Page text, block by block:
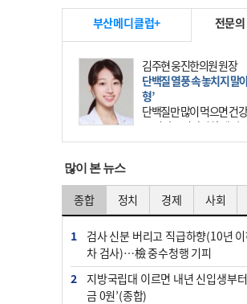
부산메디클럽+ 전문
김주현 웅진한의원 원장
단백질 열풍 속 놓치지 말
형’
단백질만 많이 먹으면 건
즘 건강을 이야기할 때 빠
키워드가 단백질이다. 헬
많이 본 뉴스
종합 정치 경제 사회
1
검사 신분 버리고 직급하향(10년
차 검사)…檢 중수청행 기피
2
지방국립대 이르면 내년 신입생부
금 0원’(종합)